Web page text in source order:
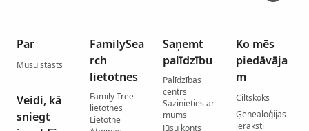
Par
Mūsu stāsts
Veidi, kā
sniegt
FamilySea
rch
lietotnes
Family Tree
lietotnes
Lietotne
Saņemt
palīdzību
Palīdzības
centrs
Sazinieties ar
mums
Jūsu konts
Ko mēs
piedāvāja
m
Ciltskoks
Ģenealoģijas
ieraksti